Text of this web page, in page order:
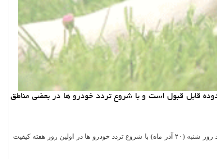
آذر ماه) هوای تهران در بیشتر مناطق در محدوده قابل قبول است و با شروع تردد خودرو ها در بعضی مناطق
روز هفته کیفیت